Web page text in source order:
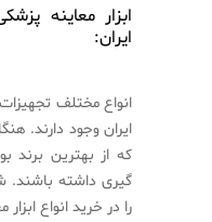
ابزار معاینه
ایران:
انواع مختلف
ایران وجود دارند.
که از بهترین برند
گیری داشته
را در خرید انواع